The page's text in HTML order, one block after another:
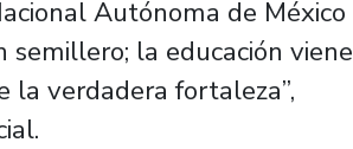
Autónoma de México
la educación viene
la verdadera fortaleza”,